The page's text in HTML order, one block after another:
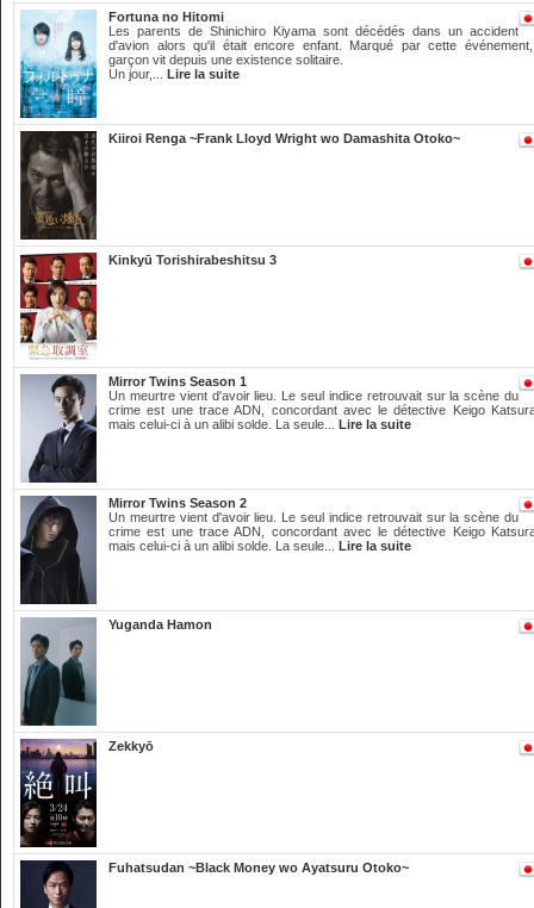
Fortuna no Hitomi
Les parents de Shinichiro Kiyama sont décédés dans un accident
d'avion alors qu'il était encore enfant. Marqué par cette
garçon vit depuis une existence solitaire.
Un jour,... Lire la suite
Kiiroi Renga ~Frank Lloyd Wright wo Damashita Otoko~
Kinkyū Torishirabeshitsu 3
Mirror Twins Season 1
Un meurtre vient d'avoir lieu. Le seul indice retrouvait sur la scène du
crime est une trace ADN, concordant avec le détective Keigo
mais celui-ci à un alibi solde. La seule... Lire la suite
Mirror Twins Season 2
Un meurtre vient d'avoir lieu. Le seul indice retrouvait sur la scène du
crime est une trace ADN, concordant avec le détective Keigo
mais celui-ci à un alibi solde. La seule... Lire la suite
Yuganda Hamon
Zekkyō
Fuhatsudan ~Black Money wo Ayatsuru Otoko~